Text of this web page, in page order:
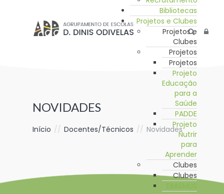
Bibliotecas
Projetos e Clubes
Projetos e
Clubes
Projetos
Projetos
Projeto
Educação
para a
Saúde
PADDE
Projeto
Nutrir
para
Aprender
Clubes
Clubes
ERASMUS
NOVIDADES
Início // Docentes/Técnicos // Novidades